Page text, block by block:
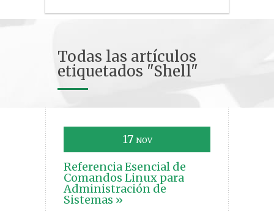
Todas las artículos
etiquetados "Shell"
17 NOV
Referencia Esencial de
Comandos Linux para
Administración de
Sistemas »